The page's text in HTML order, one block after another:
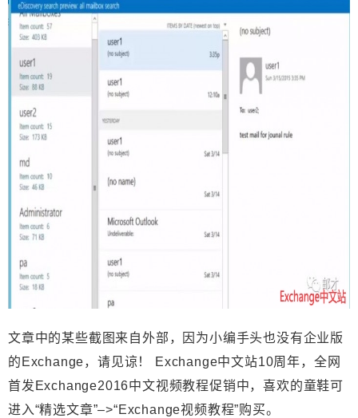
文章中的某些截图来自外部，因为小编手头也没有企业版
的Exchange，请见谅！ Exchange中文站10周年，全网
首发Exchange2016中文视频教程促销中，喜欢的童鞋可
进入“精选文章”–>“Exchange视频教程”购买。